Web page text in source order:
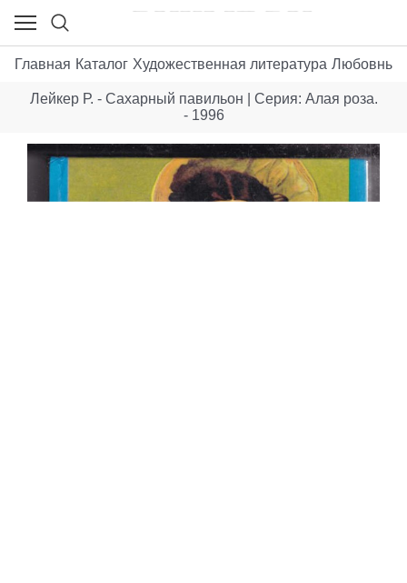
Главная Каталог Художественная литература Любовные
Лейкер Р. - Сахарный павильон | Серия: Алая роза.
- 1996